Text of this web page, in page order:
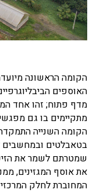
הקומה הראשונה
האוספים
מדף פתוח; זהו אחד
מתקיימים בו גם
הקומה השנייה
בטאבלטים ובמחשבים
שמטרתם לשמר את
את אוסף המגזינים,
המחוברת לחלק